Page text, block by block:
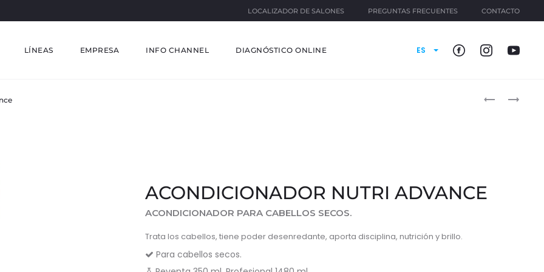
LOCALIZADOR DE SALONES PREGUNTAS FRECUENTES CONTACTO
LÍNEAS EMPRESA INFO CHANNEL DIAGNÓSTICO ONLINE ES
SHAMPOO
MÁSCARA
ACONDICIONADOR NUTRI ADVANCE
ACONDICIONADOR PARA CABELLOS SECOS.
Trata los cabellos, tiene poder desenredante, aporta disciplina, nutrición y brillo.
Para cabellos secos.